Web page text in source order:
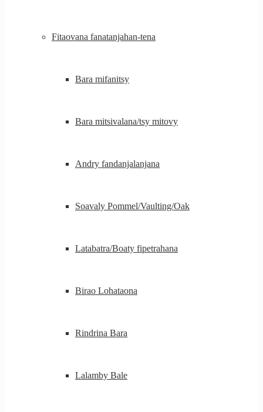
Fitaovana fanatanjahan-tena
Bara mifanitsy
Bara mitsivalana/tsy mitovy
Andry fandanjalanjana
Soavaly Pommel/Vaulting/Oak
Latabatra/Boaty fipetrahana
Birao Lohataona
Rindrina Bara
Lalamby Bale